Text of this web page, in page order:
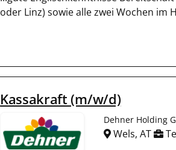
oder Linz) sowie alle zwei Wochen im
Kassakraft (m/w/d)
Dehner Holding
Wels, AT